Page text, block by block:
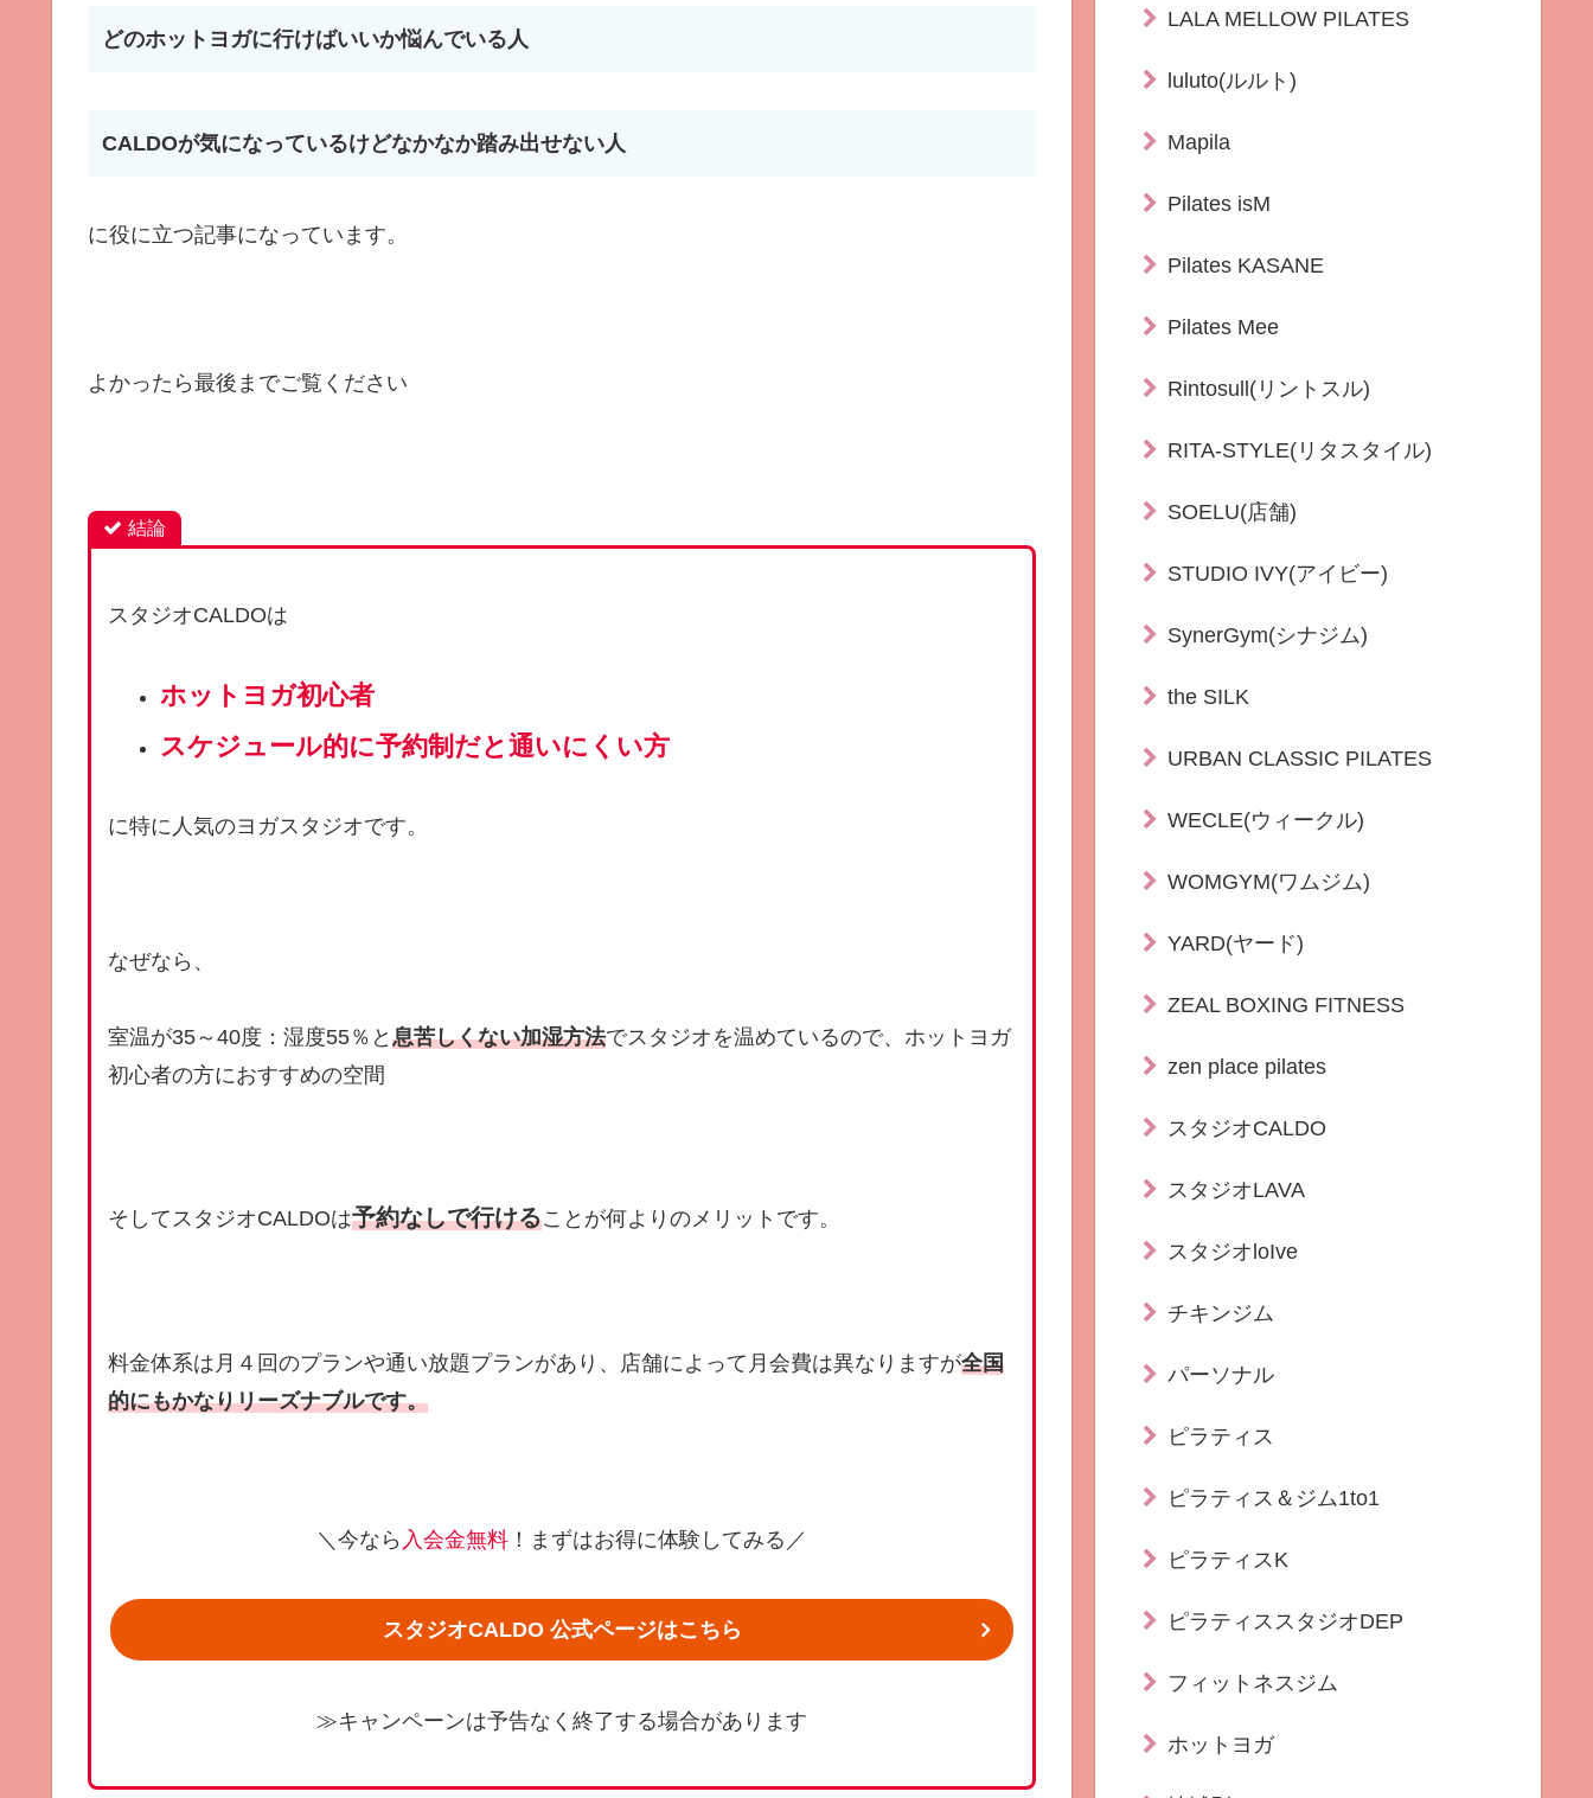
どのホットヨガに行けばいいか悩んでいる人
CALDOが気になっているけどなかなか踏み出せない人
に役に立つ記事になっています。
よかったら最後までご覧ください
結論
スタジオCALDOは
ホットヨガ初心者
スケジュール的に予約制だと通いにくい方
に特に人気のヨガスタジオです。
なぜなら、
室温が35～40度：湿度55％と息苦しくない加湿方法でスタジオを温めているので、ホットヨガ
初心者の方におすすめの空間
そしてスタジオCALDOは予約なしで行けることが何よりのメリットです。
料金体系は月４回のプランや通い放題プランがあり、店舗によって月会費は異なりますが全国
的にもかなりリーズナブルです。
＼今なら 入会金無料 ！まずはお得に体験してみる／
スタジオCALDO 公式ページはこちら
≫キャンペーンは予告なく終了する場合があります
LALA MELLOW PILATES
luluto(ルルト)
Mapila
Pilates isM
Pilates KASANE
Pilates Mee
Rintosull(リントスル)
RITA-STYLE(リタスタイル)
SOELU(店舗)
STUDIO IVY(アイビー)
SynerGym(シナジム)
the SILK
URBAN CLASSIC PILATES
WECLE(ウィークル)
WOMGYM(ワムジム)
YARD(ヤード)
ZEAL BOXING FITNESS
zen place pilates
スタジオCALDO
スタジオLAVA
スタジオloIve
チキンジム
パーソナル
ピラティス
ピラティス＆ジム1to1
ピラティスK
ピラティススタジオDEP
フィットネスジム
ホットヨガ